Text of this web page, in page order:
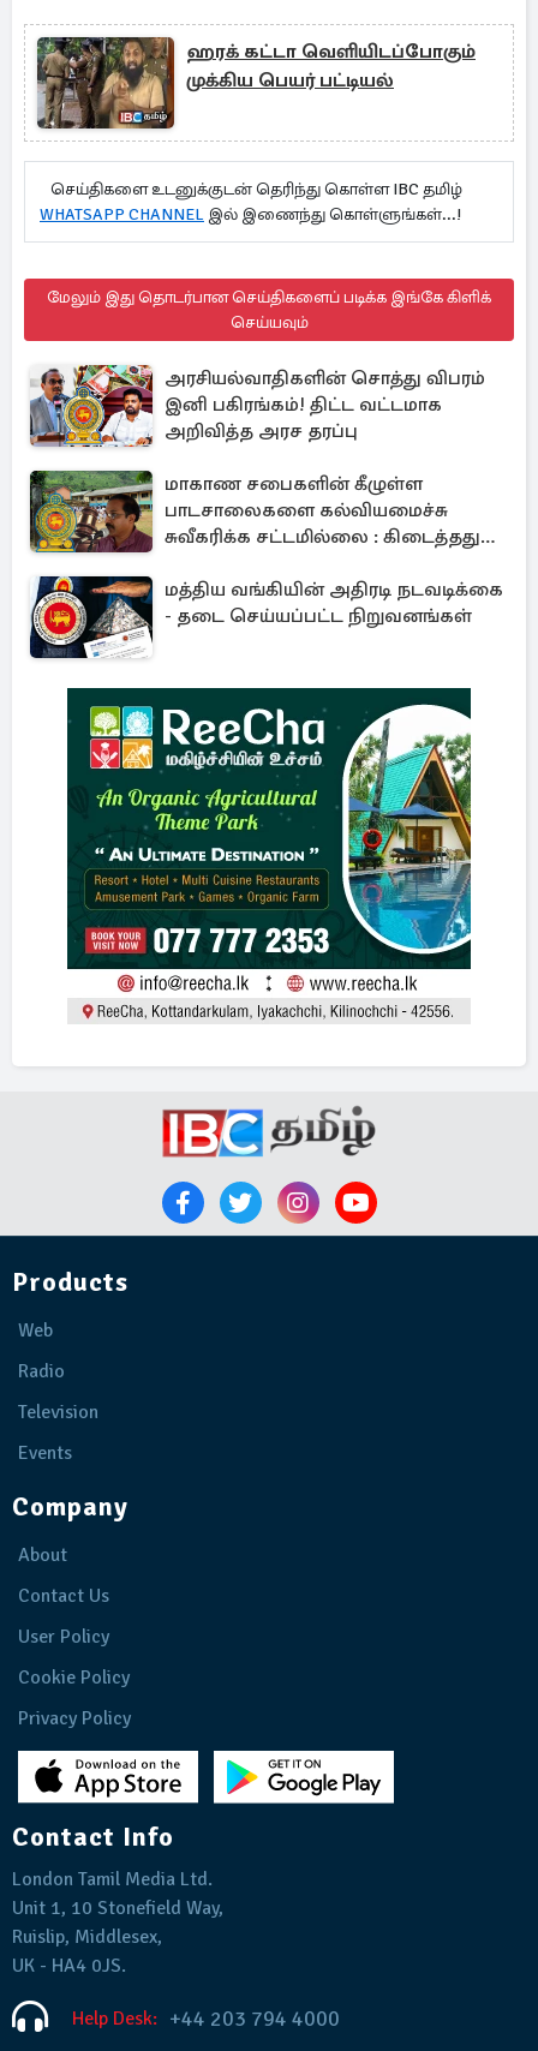
ஹரக் கட்டா வெளியிடப்போகும்
முக்கிய பெயர் பட்டியல்
செய்திகளை உடனுக்குடன் தெரிந்து கொள்ள IBC தமிழ்
WHATSAPP CHANNEL இல் இணைந்து கொள்ளுங்கள்...!
மேலும் இது தொடர்பான செய்திகளைப் படிக்க இங்கே கிளிக்
செய்யவும்
அரசியல்வாதிகளின் சொத்து விபரம்
இனி பகிரங்கம்! திட்ட வட்டமாக
அறிவித்த அரச தரப்பு
மாகாண சபைகளின் கீழுள்ள
பாடசாலைகளை கல்வியமைச்சு
சுவீகரிக்க சட்டமில்லை : கிடைத்தது
மத்திய வங்கியின் அதிரடி நடவடிக்கை
- தடை செய்யப்பட்ட நிறுவனங்கள்
Products
Web
Radio
Television
Events
Company
About
Contact Us
User Policy
Cookie Policy
Privacy Policy
Contact Info
London Tamil Media Ltd.
Unit 1, 10 Stonefield Way,
Ruislip, Middlesex,
UK - HA4 0JS.
Help Desk: +44 203 794 4000